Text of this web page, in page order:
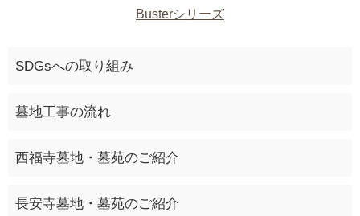
Busterシリーズ
SDGsへの取り組み
墓地工事の流れ
西福寺墓地・墓苑のご紹介
長安寺墓地・墓苑のご紹介